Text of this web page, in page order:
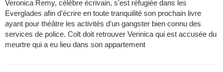
Veronica Remy, célèbre écrivain, s'est réfugiée dans les
Everglades afin d'écrire en toute tranquilité son prochain livre
ayant pour théâtre les activités d'un gangster bien connu des
services de police. Colt doit retrouver Verinica qui est accusée du
meurtre qui a eu lieu dans son appartement